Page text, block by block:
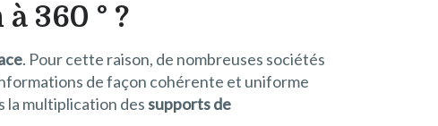
360 ° ?
. Pour cette raison, de nombreuses sociétés
de façon cohérente et uniforme
la multiplication dessupports de